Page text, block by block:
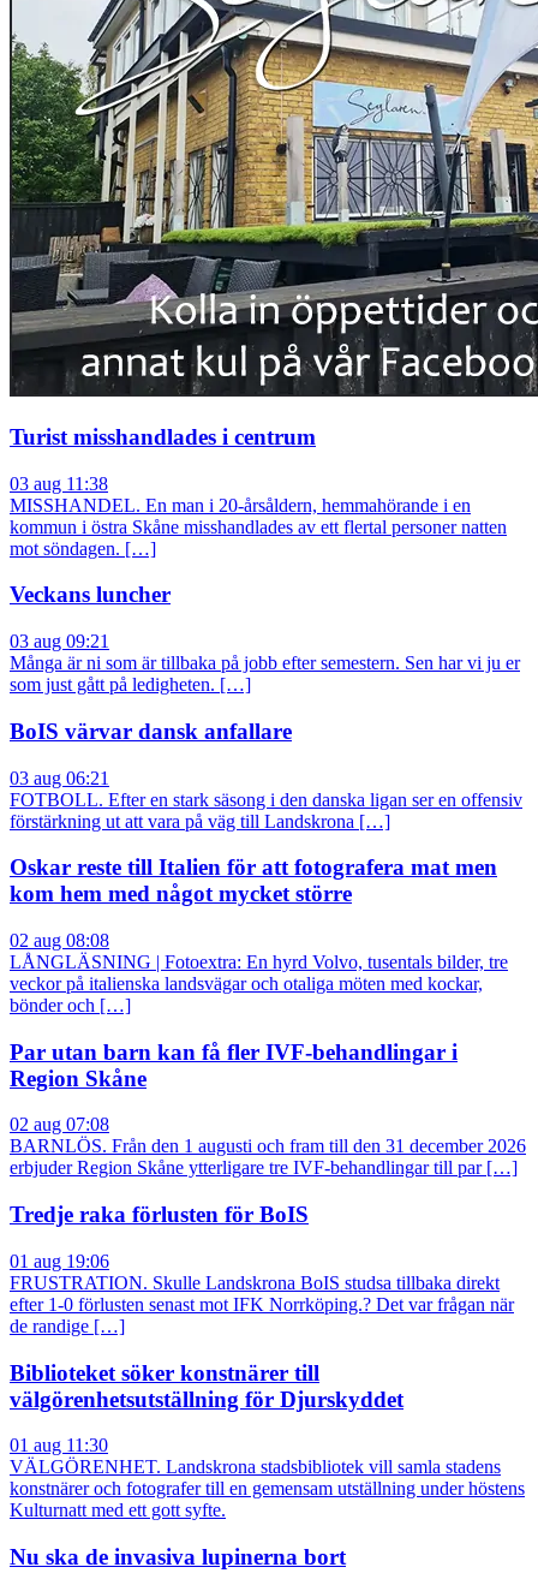
Turist misshandlades i centrum
03 aug 11:38
MISSHANDEL. En man i 20-årsåldern, hemmahörande i en
kommun i östra Skåne misshandlades av ett flertal personer natten
mot söndagen. […]
Veckans luncher
03 aug 09:21
Många är ni som är tillbaka på jobb efter semestern. Sen har vi ju er
som just gått på ledigheten. […]
BoIS värvar dansk anfallare
03 aug 06:21
FOTBOLL. Efter en stark säsong i den danska ligan ser en offensiv
förstärkning ut att vara på väg till Landskrona […]
Oskar reste till Italien för att fotografera mat men
kom hem med något mycket större
02 aug 08:08
LÅNGLÄSNING | Fotoextra: En hyrd Volvo, tusentals bilder, tre
veckor på italienska landsvägar och otaliga möten med kockar,
bönder och […]
Par utan barn kan få fler IVF-behandlingar i
Region Skåne
02 aug 07:08
BARNLÖS. Från den 1 augusti och fram till den 31 december 2026
erbjuder Region Skåne ytterligare tre IVF-behandlingar till par […]
Tredje raka förlusten för BoIS
01 aug 19:06
FRUSTRATION. Skulle Landskrona BoIS studsa tillbaka direkt
efter 1-0 förlusten senast mot IFK Norrköping.? Det var frågan när
de randige […]
Biblioteket söker konstnärer till
välgörenhetsutställning för Djurskyddet
01 aug 11:30
VÄLGÖRENHET. Landskrona stadsbibliotek vill samla stadens
konstnärer och fotografer till en gemensam utställning under höstens
Kulturnatt med ett gott syfte.
Nu ska de invasiva lupinerna bort